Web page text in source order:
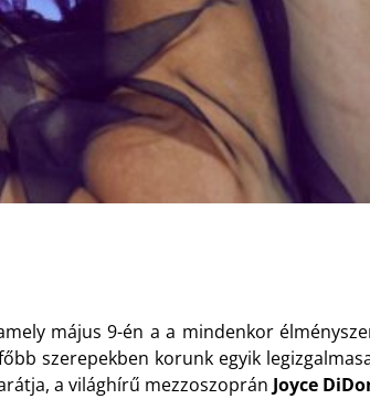
május 9-én a a mindenkor
szerepekben korunk egyik
a világhírű mezzoszoprán Joyce